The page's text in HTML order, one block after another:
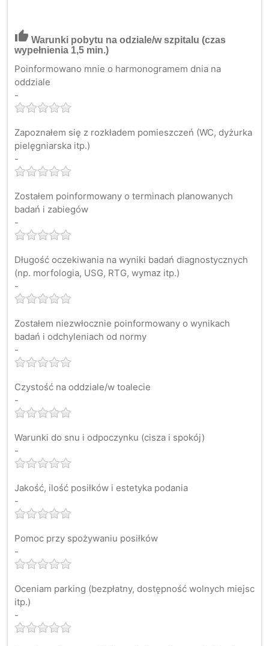
thumb_up Warunki pobytu na odziale/w szpitalu (czas
wypełnienia 1,5 min.)
Poinformowano mnie o harmonogramem dnia na
oddziale
-
Zapoznałem się z rozkładem pomieszczeń (WC, dyżurka
pielęgniarska itp.)
-
Zostałem poinformowany o terminach planowanych
badań i zabiegów
-
Długość oczekiwania na wyniki badań diagnostycznych
(np. morfologia, USG, RTG, wymaz itp.)
-
Zostałem niezwłocznie poinformowany o wynikach
badań i odchyleniach od normy
-
Czystość na oddziale/w toalecie
-
Warunki do snu i odpoczynku (cisza i spokój)
-
Jakość, ilość posiłków i estetyka podania
-
Pomoc przy spożywaniu posiłków
-
Oceniam parking (bezpłatny, dostępność wolnych miejsc
itp.)
-